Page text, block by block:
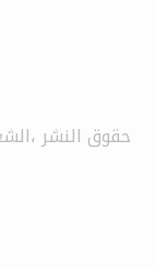
حقوق النشر